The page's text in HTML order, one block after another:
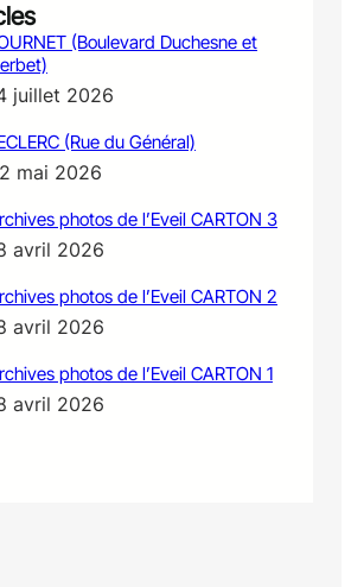
(Boulevard Duchesne et
juillet 2026
(Rue du Général)
mai 2026
photos de l’Eveil CARTON 3
avril 2026
photos de l’Eveil CARTON 2
avril 2026
photos de l’Eveil CARTON 1
avril 2026